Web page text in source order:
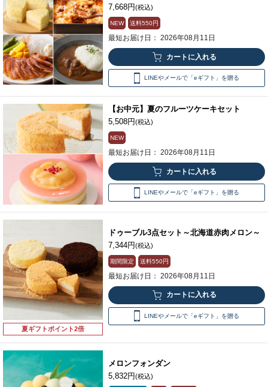
7,668円(税込)
NEW 送料550円
最短お届け日： 2026年08月11日
LINEやメールで「eギフト」を贈る
【お中元】夏のフルーツケーキセット
5,508円(税込)
NEW
最短お届け日： 2026年08月11日
LINEやメールで「eギフト」を贈る
夏ギフトポイント2倍
ドゥーブル3点セット～北海道赤肉メロン～
7,344円(税込)
期間限定 送料550円
最短お届け日： 2026年08月11日
LINEやメールで「eギフト」を贈る
メロンフォンダン
5,832円(税込)